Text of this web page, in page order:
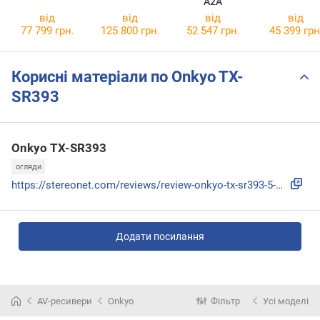
від
77 799 грн.
від
125 800 грн.
від
52 547 грн.
від
45 399
Корисні матеріали по Onkyo TX-
SR393
Onkyo TX-SR393
огляди
https://stereonet.com/reviews/review-onkyo-tx-sr393-5-2-cha...
Додати посилання
AV-ресивери Onkyo Фільтр Усі моделі